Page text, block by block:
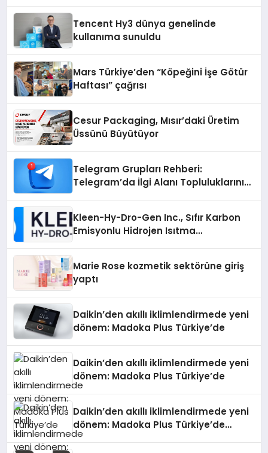
Tencent Hy3 dünya genelinde
kullanıma sunuldu
Mars Türkiye’den “Köpeğini İşe Götür
Haftası” çağrısı
Cesur Packaging, Mısır’daki Üretim
Üssünü Büyütüyor
Telegram Grupları Rehberi:
Telegram’da İlgi Alanı Topluluklarını
Kleen-Hy-Dro-Gen Inc., Sıfır Karbon
Emisyonlu Hidrojen Isıtma
Marie Rose kozmetik sektörüne giriş
yaptı
Daikin’den akıllı iklimlendirmede yeni
dönem: Madoka Plus Türkiye’de
Daikin’den akıllı iklimlendirmede yeni
dönem: Madoka Plus Türkiye’de
Daikin’den akıllı iklimlendirmede yeni
dönem: Madoka Plus Türkiye’de
Daikin’in kullanıcı dostu tasarımıyla